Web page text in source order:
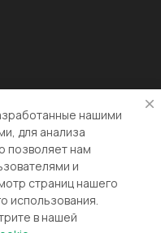
нашими
для анализа
позволяет нам
и
страниц нашего
использования.
в нашей